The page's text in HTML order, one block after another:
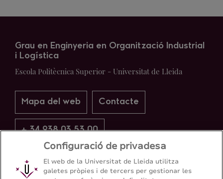
Grau en Enginyeria en Organització Industrial
i Logística
Escola Politècnica Superior - Universitat de Lleida
Mapa del web Contacte
+ 34 938 03 53 00
Configuració de privadesa
El web de la Universitat de Lleida utilitza
galetes pròpies i de tercers per gestionar les